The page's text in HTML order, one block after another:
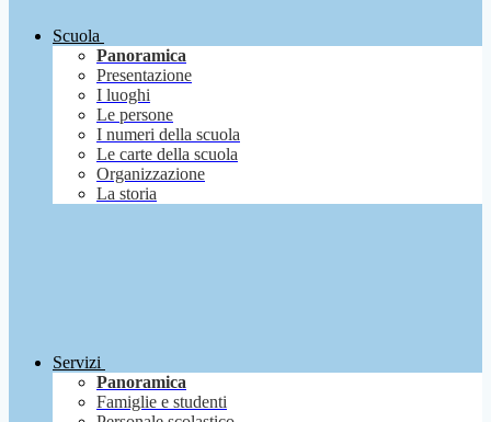
Scuola
Panoramica
Presentazione
I luoghi
Le persone
I numeri della scuola
Le carte della scuola
Organizzazione
La storia
Servizi
Panoramica
Famiglie e studenti